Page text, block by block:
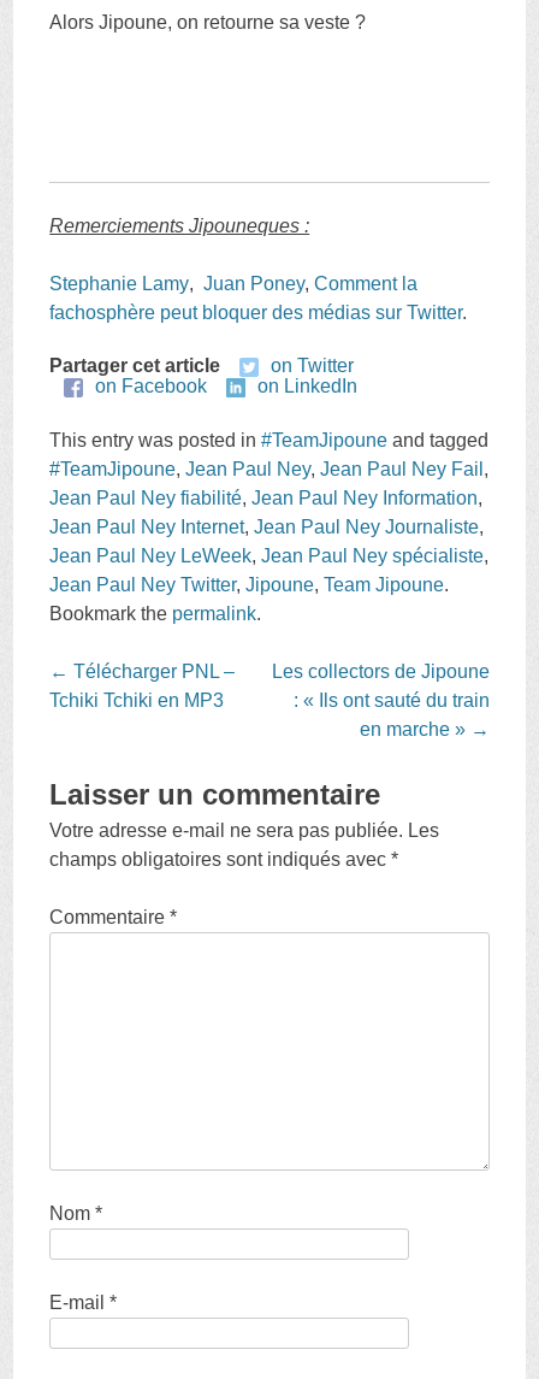
Alors Jipoune, on retourne sa veste ?
Remerciements Jipouneques :
Stephanie Lamy‏,Juan Poney,Comment la
fachosphère peut bloquer des médias sur Twitter.
Partager cet article
on Twitter
on Facebook
on LinkedIn
This entry was posted in#TeamJipoune and tagged
#TeamJipoune,Jean Paul Ney,Jean Paul Ney Fail ,
Jean Paul Ney fiabilité,Jean Paul Ney Information,
Jean Paul Ney Internet,Jean Paul Ney Journaliste,
Jean Paul Ney LeWeek,Jean Paul Ney spécialiste,
Jean Paul Ney Twitter,Jipoune,Team Jipoune.
Bookmark the permalink.
Post
navigation
← Télécharger PNL –
Tchiki Tchiki en MP3
Les collectors de Jipoune
: « Ils ont sauté du train
en marche » →
Laisser un commentaire
Votre adresse e-mail ne sera pas publiée. Les
champs obligatoires sont indiqués avec*
Commentaire*
Nom*
E-mail*